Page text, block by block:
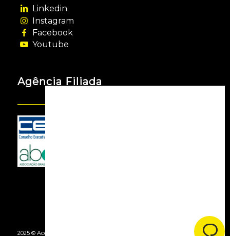
Linkedin
Instagram
Facebook
Youtube
Agência Filiada
2025 © Acessooh. Todos os Direitos Reservados - By Agência Webgui